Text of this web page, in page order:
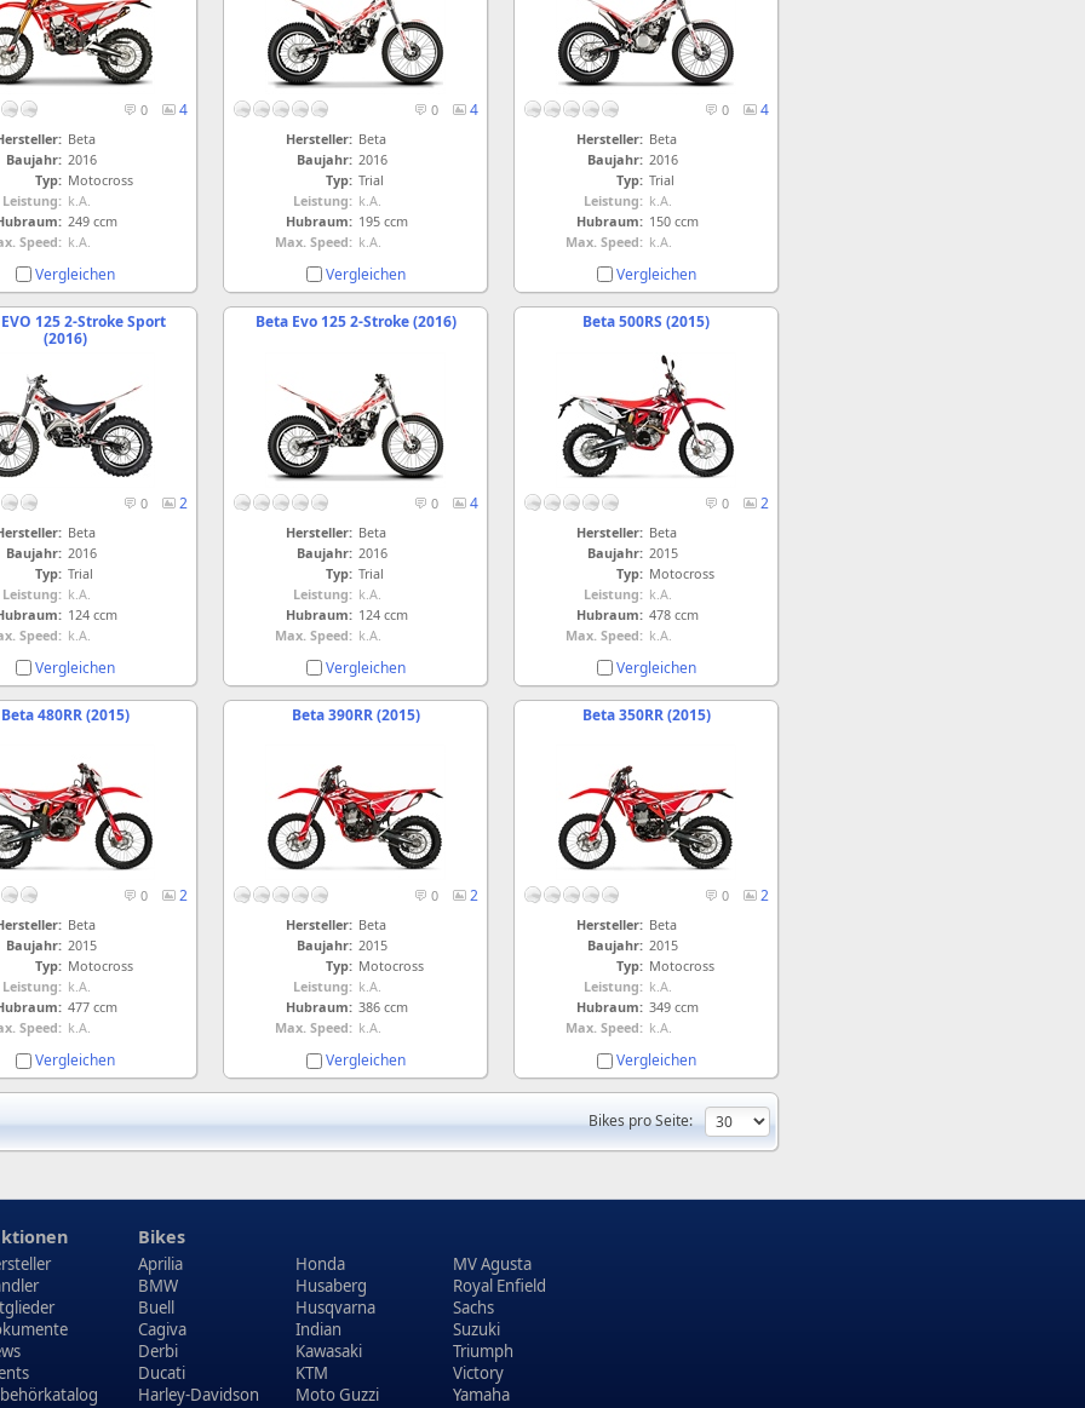
4
0
Beta
Baujahr: 2016
Typ: Motocross
Leistung: k.A.
249 ccm
Speed: k.A.
Vergleichen
4
0
Hersteller: Beta
Baujahr: 2016
Typ: Trial
Leistung: k.A.
Hubraum: 195 ccm
Max. Speed: k.A.
Vergleichen
4
0
Hersteller: Beta
Baujahr: 2016
Typ: Trial
Leistung: k.A.
Hubraum: 150 ccm
Max. Speed: k.A.
Vergleichen
125 2-Stroke Sport
(2016)
2
0
Beta
Baujahr: 2016
Typ: Trial
Leistung: k.A.
124 ccm
Speed: k.A.
Vergleichen
Beta Evo 125 2-Stroke (2016)
4
0
Hersteller: Beta
Baujahr: 2016
Typ: Trial
Leistung: k.A.
Hubraum: 124 ccm
Max. Speed: k.A.
Vergleichen
Beta 500RS (2015)
2
0
Hersteller: Beta
Baujahr: 2015
Typ: Motocross
Leistung: k.A.
Hubraum: 478 ccm
Max. Speed: k.A.
Vergleichen
Beta 480RR (2015)
2
0
Beta
Baujahr: 2015
Typ: Motocross
Leistung: k.A.
477 ccm
Speed: k.A.
Vergleichen
Beta 390RR (2015)
2
0
Hersteller: Beta
Baujahr: 2015
Typ: Motocross
Leistung: k.A.
Hubraum: 386 ccm
Max. Speed: k.A.
Vergleichen
Beta 350RR (2015)
2
0
Hersteller: Beta
Baujahr: 2015
Typ: Motocross
Leistung: k.A.
Hubraum: 349 ccm
Max. Speed: k.A.
Vergleichen
Bikes pro Seite:
Bikes
Aprilia
BMW
Buell
Cagiva
Derbi
Ducati
Harley-Davidson
Honda
Husaberg
Husqvarna
Indian
Kawasaki
KTM
Moto Guzzi
MV Agusta
Royal Enfield
Sachs
Suzuki
Triumph
Victory
Yamaha